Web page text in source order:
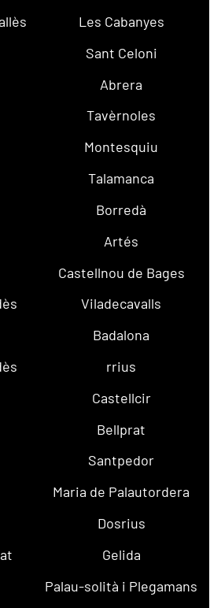
Les Cabanyes
Sant Celoni
Abrera
Tavèrnoles
Montesquiu
Talamanca
Borredà
Artés
Castellnou de Bages
Viladecavalls
Badalona
rrius
Castellcir
Bellprat
Santpedor
Maria de Palautordera
Dosrius
Gelida
Palau-solità i Plegamans